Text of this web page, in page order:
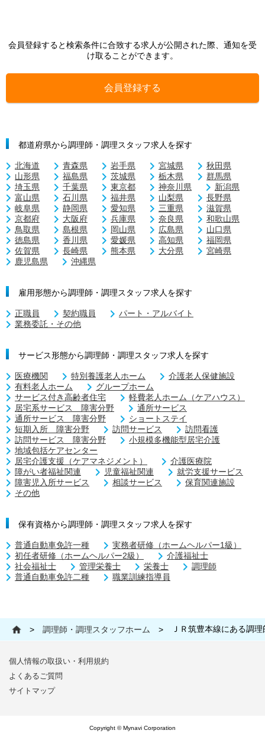
会員登録すると検索条件に合致する求人が公開された際、通知を受
け取ることができます。
会員登録する
都道府県から調理師・調理スタッフ求人を探す
北海道 青森県 岩手県 宮城県
秋田県
山形県
福島県 茨城県 栃木県
群馬県
埼玉県
千葉県 東京都 神奈川県
新潟県
富山県
石川県 福井県 山梨県
長野県
岐阜県
静岡県 愛知県 三重県
滋賀県
京都府
大阪府 兵庫県 奈良県
和歌山県
鳥取県
島根県 岡山県 広島県
山口県
徳島県
香川県 愛媛県 高知県
福岡県
佐賀県
長崎県 熊本県 大分県
宮崎県
鹿児島県
沖縄県
雇用形態から調理師・調理スタッフ求人を探す
正職員 契約職員
パート・アルバイト
業務委託・その他
サービス形態から調理師・調理スタッフ求人を探す
医療機関 特別養護老人ホーム
介護老人保健施設
有料老人ホーム
グループホーム
サービス付き高齢者住宅
軽費老人ホーム（ケアハウス）
居宅系サービス 障害分野
通所サービス
通所サービス 障害分野
ショートステイ
短期入所 障害分野
訪問サービス
訪問看護
訪問サービス 障害分野
小規模多機能型居宅介護
地域包括ケアセンター
居宅介護支援（ケアマネジメント）
介護医療院
障がい者福祉関連
児童福祉関連
就労支援サービス
障害児入所サービス
相談サービス
保育関連施設
その他
保有資格から調理師・調理スタッフ求人を探す
普通自動車免許一種
実務者研修（ホームヘルパー1級）
初任者研修（ホームヘルパー2級）
介護福祉士
社会福祉士
管理栄養士 栄養士
調理師
普通自動車免許二種
職業訓練指導員
> 調理師・調理スタッフホーム > ＪＲ筑豊本線にある調
個人情報の取扱い・利用規約
よくあるご質問
サイトマップ
Copyright © Mynavi Corporation